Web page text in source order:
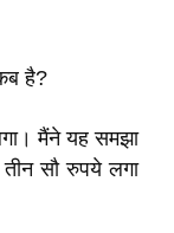
है?
मैंने यह समझा
सौ रुपये लगा